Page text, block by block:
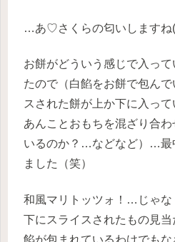
…あ♡さくらの匂いしますね
お餅がどういう感じで入っ
たので（白餡をお餅で包ん
スされた餅が上か下に入って
あんことおもちを混ざり合
いるのか？…などなど）…最
ました（笑）
和風マリトッツォ！…じゃな
下にスライスされたもの見
餡が包まれているわけでも